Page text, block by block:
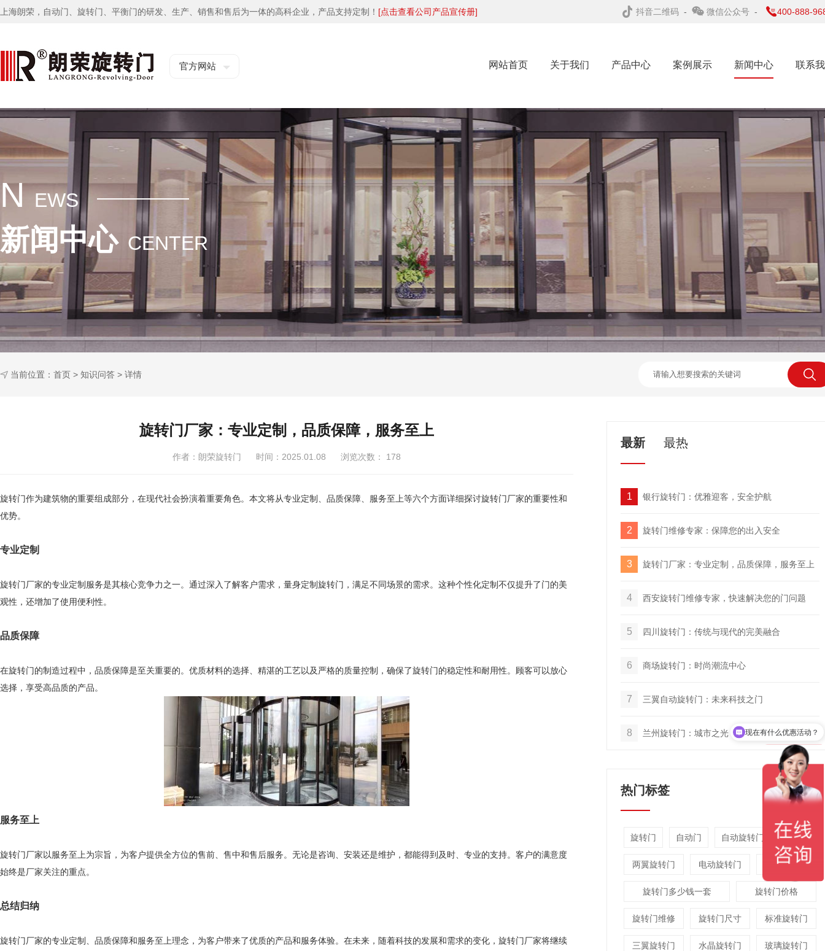
上海朗荣，自动门、旋转门、平衡门的研发、生产、销售和售后为一体的高科企业，产品支持定制！ [点击查看公司产品宣传册] 抖音二维码 - 微信公众号 - 400-888-
官方网站 网站首页 关于我们 产品中心 案例展示 新闻中心 联系
NEWS
新闻中心 CENTER
当前位置： 首页 > 知识问答 > 详情
旋转门厂家：专业定制，品质保障，服务至上
作者：朗荣旋转门 时间：2025.01.08 浏览次数： 178
旋转门作为建筑物的重要组成部分，在现代社会扮演着重要角色。本文将从专业定制、品质保障、服务至上等六个方面详细探讨旋转门厂家的重要性和
优势。
专业定制
旋转门厂家的专业定制服务是其核心竞争力之一。通过深入了解客户需求，量身定制旋转门，满足不同场景的需求。这种个性化定制不仅提升了门的美
观性，还增加了使用便利性。
品质保障
在旋转门的制造过程中，品质保障是至关重要的。优质材料的选择、精湛的工艺以及严格的质量控制，确保了旋转门的稳定性和耐用性。顾客可以放心
选择，享受高品质的产品。
服务至上
旋转门厂家以服务至上为宗旨，为客户提供全方位的售前、售中和售后服务。无论是咨询、安装还是维护，都能得到及时、专业的支持。客户的满意度
始终是厂家关注的重点。
总结归纳
旋转门厂家的专业定制、品质保障和服务至上理念，为客户带来了优质的产品和服务体验。在未来，随着科技的发展和需求的变化，旋转门厂家将继续
最新 最热
1 银行旋转门：优雅迎客，安全护航
2 旋转门维修专家：保障您的出入安全
3 旋转门厂家：专业定制，品质保障，服务至上
4 西安旋转门维修专家，快速解决您的门问题
5 四川旋转门：传统与现代的完美融合
6 商场旋转门：时尚潮流中心
7 三翼自动旋转门：未来科技之门
8 兰州旋转门：城市之光，历史之魂
热门标签
旋转门 自动门 自动旋转门 平衡门
两翼旋转门 电动旋转门 酒店旋转门
旋转门多少钱一套 旋转门价格
旋转门维修 旋转门尺寸 标准旋转门
三翼旋转门 水晶旋转门 玻璃旋转门
现在有什么优惠活动？